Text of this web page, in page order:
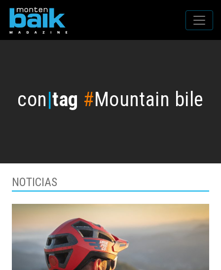
con|tag #Mountain bile
NOTICIAS